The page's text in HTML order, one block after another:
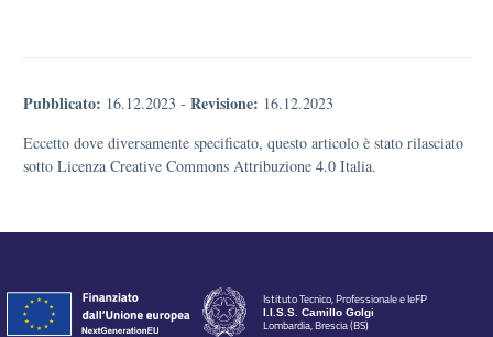
Pubblicato: 16.12.2023 - Revisione: 16.12.2023
Eccetto dove diversamente specificato, questo articolo è stato rilasciato
sotto Licenza Creative Commons Attribuzione 4.0 Italia.
Istituto Tecnico, Professionale e IeFP
I.I.S.S. Camillo Golgi
Lombardia, Brescia (BS)